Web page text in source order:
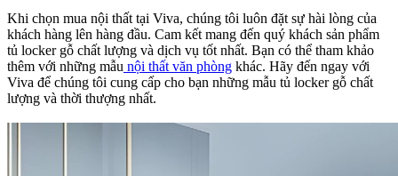
Khi chọn mua nội thất tại Viva, chúng tôi luôn đặt sự hài lòng của
khách hàng lên hàng đầu. Cam kết mang đến quý khách sản phẩm
tủ locker gỗ chất lượng và dịch vụ tốt nhất. Bạn có thể tham khảo
thêm với những mẫu nội thất văn phòng khác. Hãy đến ngay với
Viva để chúng tôi cung cấp cho bạn những mẫu tủ locker gỗ chất
lượng và thời thượng nhất.